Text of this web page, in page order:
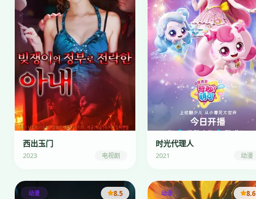
西出玉门
2023 电视剧
时光代理人
2021 动漫
动漫 8.5 动漫 8.6